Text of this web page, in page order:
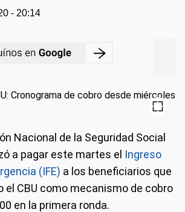
- 20:14
Nacional de la Seguridad Social
a pagar este martes el Ingreso
(IFE) a los beneficiarios que
el CBU como mecanismo de cobro
en la primera ronda.